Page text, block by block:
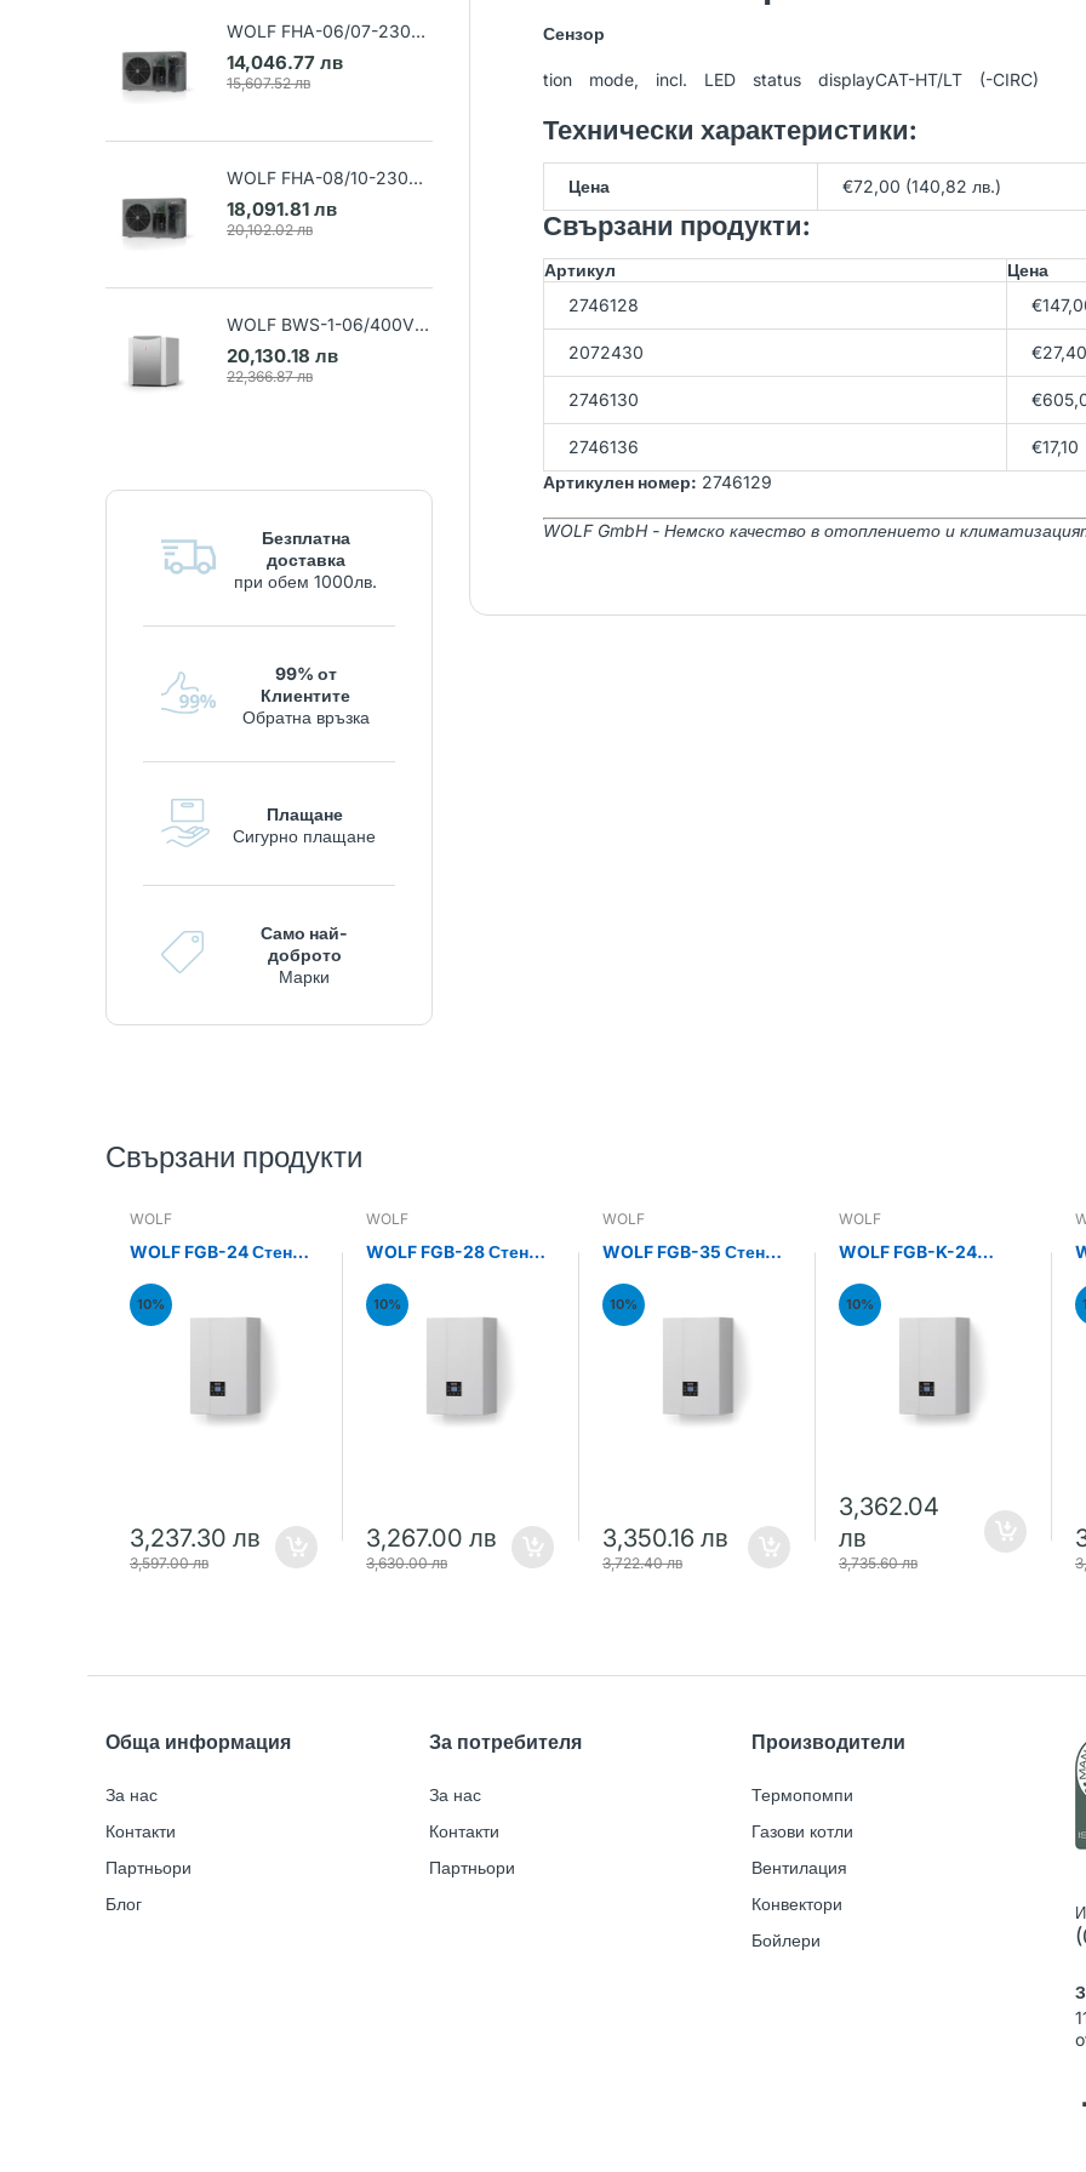
WOLF FHA-06/07-230V
Термопомпа въздух-вода
(Арт. 9148032)
14,046.77 лв
15,607.52 лв
WOLF FHA-08/10-230V
Термопомпа въздух-вода
(Арт. 9148033)
18,091.81 лв
20,102.02 лв
WOLF BWS-1-06/400V
Термопомпа земя-вода
(Арт. 9145384)
20,130.18 лв
22,366.87 лв
WOLF BWS-1-10/400V
(Арт. 9145386)
23,962.82 лв
WOLF BWW-1-07/400V
Термопомпа вода-вода
(Арт. 9146033)
23,150.77 лв
25,723.08 лв
WOLF BWW-1-11/400V
Термопомпа вода-вода
23,689.40 лв
26,321.56 лв
Безплатна
доставка
при обем 1000лв.
99% от
Клиентите
Обратна връзка
Плащане
Сигурно плащане
Само най-
доброто
Марки
Сензор
tion mode, incl. LED status displayCAT-HT/LT (-CIRC)
Технически характеристики:
Цена €72,00 (140,82 лв.)
Свързани продукти:
Артикул
Цена
2746128
2072430 €27,40
2746130
2746136
€17,10
Артикулен номер: 2746129
WOLF GmbH - Немско качество в отоплението и
Свързани продукти
WOLF
WOLF FGB-24 Стенен
котел 24kW
10%
3,237.30 лв
3,597.00 лв
WOLF
WOLF FGB-28 Стенен
котел 28kW
10%
3,267.00 лв
3,630.00 лв
WOLF
WOLF FGB-35 Стенен
котел 35kW
10%
3,350.16 лв
3,722.40 лв
WOLF
WOLF FGB-K-24
кондензен комби
котел 24kW
10%
3,362.04
лв
3,735.60 лв
Обща информация
За нас
Контакти
Партньори
Блог
За потребителя
За нас
Контакти
Партньори
Производители
Термопомпи
Газови котли
Вентилация
Конвектори
Бойлери